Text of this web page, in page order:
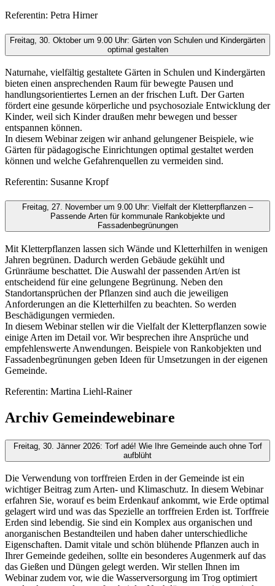
Referentin: Petra Hirner
Freitag, 30. Oktober um 9.00 Uhr: Gärten von Schulen und Kindergärten
optimal gestalten
Naturnahe, vielfältig gestaltete Gärten in Schulen und Kindergärten
bieten einen ansprechenden Raum für bewegte Pausen und
handlungsorientiertes Lernen an der frischen Luft. Der Garten
fördert eine gesunde körperliche und psychosoziale Entwicklung der
Kinder, weil sich Kinder draußen mehr bewegen und besser
entspannen können.
In diesem Webinar zeigen wir anhand gelungener Beispiele, wie
Gärten für pädagogische Einrichtungen optimal gestaltet werden
können und welche Gefahrenquellen zu vermeiden sind.
Referentin: Susanne Kropf
Freitag, 27. November um 9.00 Uhr: Vielfalt der Kletterpflanzen –
Passende Arten für kommunale Rankobjekte und
Fassadenbegrünungen
Mit Kletterpflanzen lassen sich Wände und Kletterhilfen in wenigen
Jahren begrünen. Dadurch werden Gebäude gekühlt und
Grünräume beschattet. Die Auswahl der passenden Art/en ist
entscheidend für eine gelungene Begrünung. Neben den
Standortansprüchen der Pflanzen sind auch die jeweiligen
Anforderungen an die Kletterhilfen zu beachten. So werden
Beschädigungen vermieden.
In diesem Webinar stellen wir die Vielfalt der Kletterpflanzen sowie
einige Arten im Detail vor. Wir besprechen ihre Ansprüche und
empfehlenswerte Anwendungen. Beispiele von Rankobjekten und
Fassadenbegrünungen geben Ideen für Umsetzungen in der eigenen
Gemeinde.
Referentin: Martina Liehl-Rainer
Archiv Gemeindewebinare
Freitag, 30. Jänner 2026: Torf adé! Wie Ihre Gemeinde auch ohne Torf
aufblüht
Die Verwendung von torffreien Erden in der Gemeinde ist ein
wichtiger Beitrag zum Arten- und Klimaschutz. In diesem Webinar
erfahren Sie, worauf es beim Erdenkauf ankommt, wie Erde optimal
gelagert wird und was das Spezielle an torffreien Erden ist. Torffreie
Erden sind lebendig. Sie sind ein Komplex aus organischen und
anorganischen Bestandteilen und haben daher unterschiedliche
Eigenschaften. Damit vitale und schön blühende Pflanzen auch in
Ihrer Gemeinde gedeihen, sollte ein besonderes Augenmerk auf das
das Gießen und Düngen gelegt werden. Wir stellen Ihnen im
Webinar zudem vor, wie die Wasserversorgung im Trog optimiert